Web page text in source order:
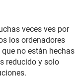
veces ves por
los ordenadores
no están hechas
reducido y solo